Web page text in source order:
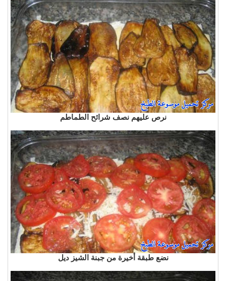
نرص عليهم نصف شرائح الطماطم
نضع طبقة أخيرة من جبنة الشيز ديل